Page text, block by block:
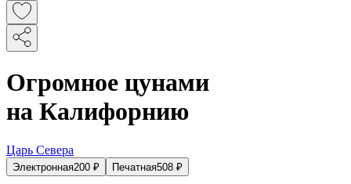
Огромное цунами
на Калифорнию
Царь Севера
Электронная200 ₽ Печатная508 ₽